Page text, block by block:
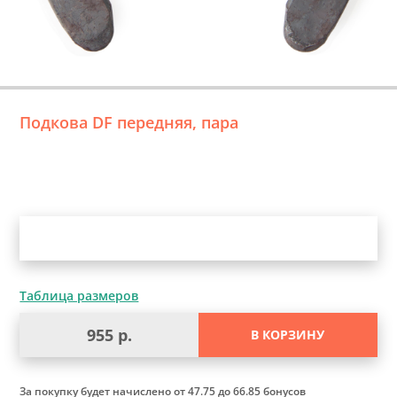
Подкова DF передняя, пара
Таблица размеров
955 р. В КОРЗИНУ
За покупку будет начисленоот 47.75 до 66.85 бонусов